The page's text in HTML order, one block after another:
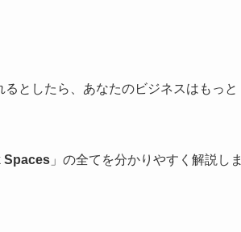
としたら、あなたのビジネスはもっと
Spaces 」の全てを分かりやすく解説しま